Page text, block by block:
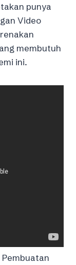
punya
Video
membutuh
ini.